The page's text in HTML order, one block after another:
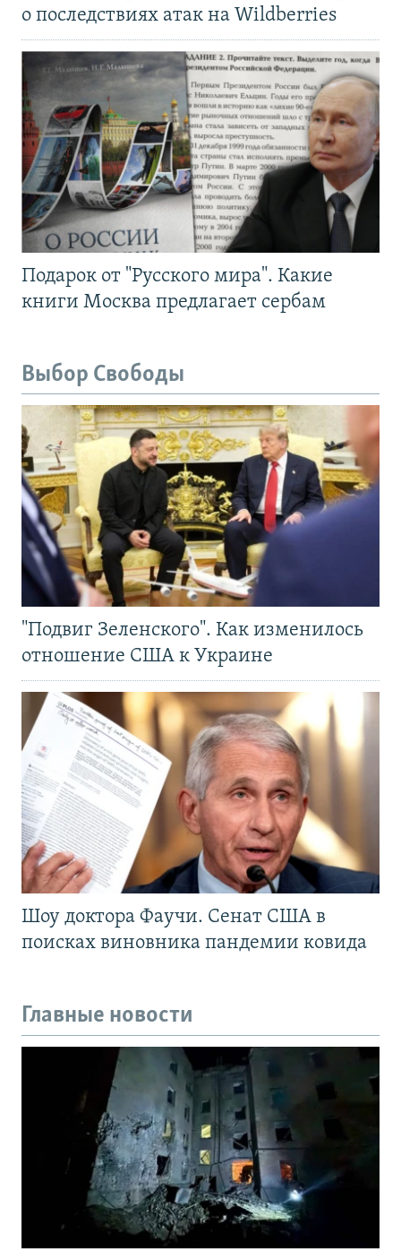
о последствиях атак на Wildberries
Подарок от "Русского мира". Какие
книги Москва предлагает сербам
Выбор Свободы
"Подвиг Зеленского". Как изменилось
отношение США к Украине
Шоу доктора Фаучи. Сенат США в
поисках виновника пандемии ковида
Главные новости